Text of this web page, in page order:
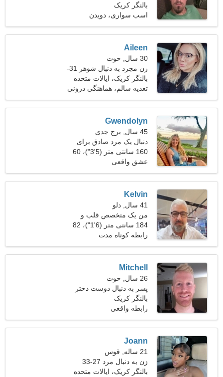
ملاقات کند
بالنگر کریک
اسب سواری، دویدن
Aileen
30 سال, حوت
زن مجرد به دنبال شوهر 31-
42
بالنگر کریک، ایالات متحده
آمریکا
تغذیه سالم، هماهنگی درونی
Gwendolyn
45 سال, برج جدی
دنبال یک مرد صادق برای
مسافرت هستم
160 سانتی متر (5'3")، 60
کیلوگرم (132 پوند)
عشق واقعی
Kelvin
41 سال, دلو
من یک متخصص قلب و
عروق هستم و به دنبال یک
زن زیبا هستم
184 سانتی متر (6'1")، 82
کیلوگرم (180 پوند)
رابطه کوتاه مدت
Mitchell
26 سال, حوت
پسر به دنبال دوست دختر
است
بالنگر کریک
رابطه واقعی
Joann
21 ساله, قوس
زن به دنبال مرد 27-33
بالنگر کریک، ایالات متحده